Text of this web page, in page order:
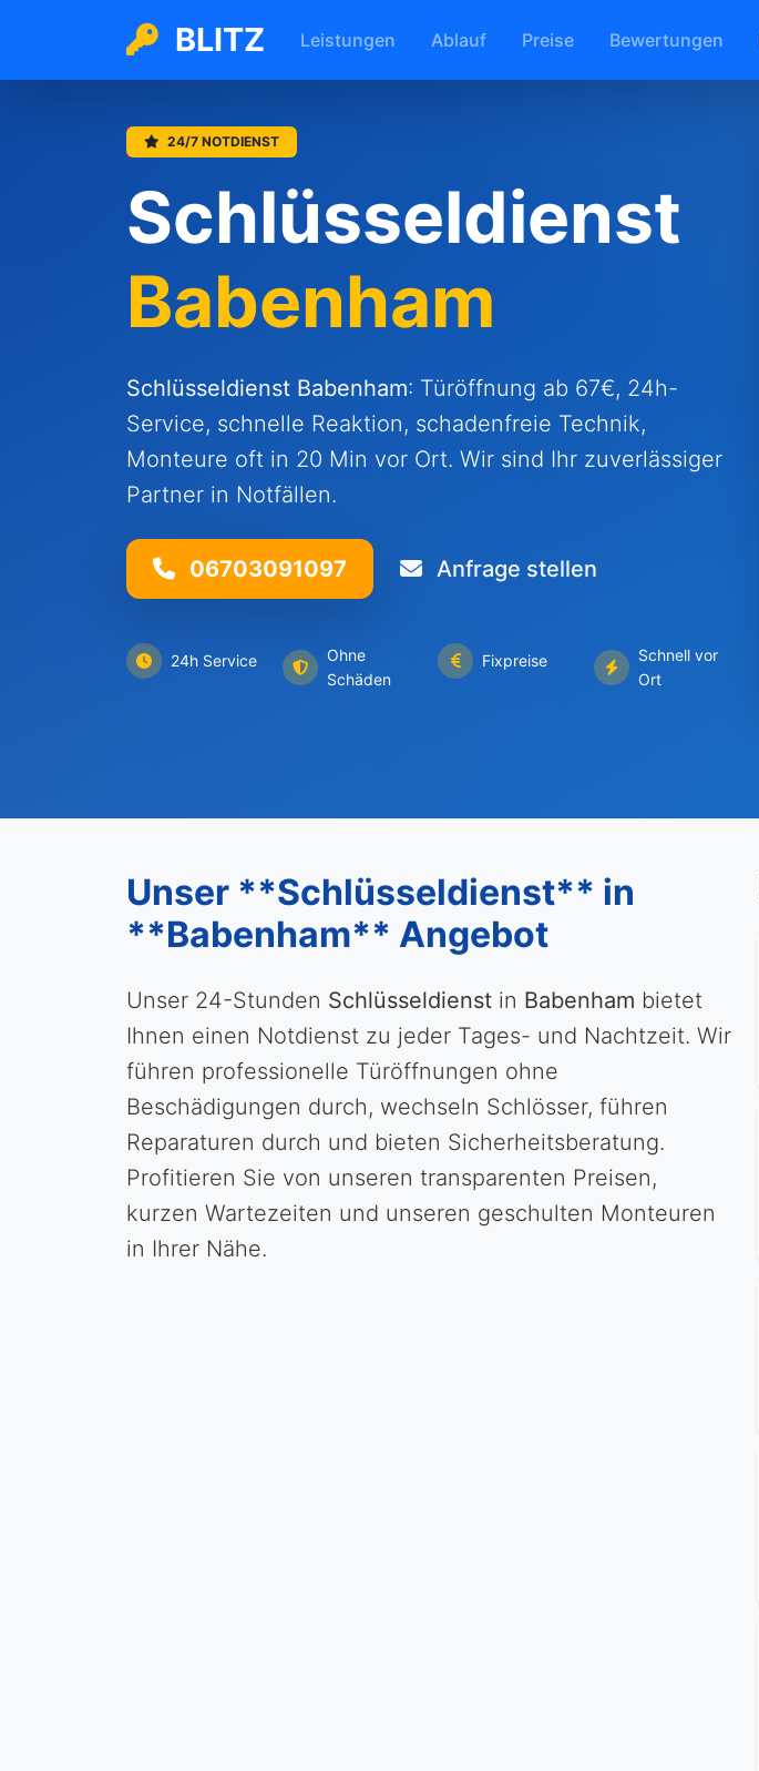
BLITZ Leistungen Ablauf Preise Bewertungen
24/7 NOTDIENST
Schlüsseldienst
Babenham
Schlüsseldienst Babenham: Türöffnung ab 67€, 24h-
Service, schnelle Reaktion, schadenfreie Technik,
Monteure oft in 20 Min vor Ort. Wir sind Ihr zuverlässiger
Partner in Notfällen.
06703091097 Anfrage stellen
24h Service
Ohne
Schäden
Fixpreise
Schnell vor
Ort
Unser **Schlüsseldienst** in
**Babenham** Angebot
Unser 24-Stunden Schlüsseldienst in Babenham bietet
Ihnen einen Notdienst zu jeder Tages- und Nachtzeit. Wir
führen professionelle Türöffnungen ohne
Beschädigungen durch, wechseln Schlösser, führen
Reparaturen durch und bieten Sicherheitsberatung.
Profitieren Sie von unseren transparenten Preisen,
kurzen Wartezeiten und unseren geschulten Monteuren
in Ihrer Nähe.